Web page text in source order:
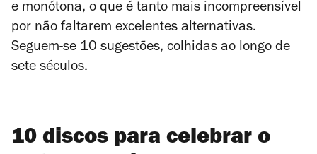
e monótona, o que é tanto mais incompreensível
por não faltarem excelentes alternativas.
Seguem-se 10 sugestões, colhidas ao longo de
sete séculos.
10 discos para celebrar o